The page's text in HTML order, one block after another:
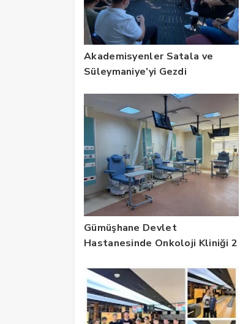
Akademisyenler Satala ve
Süleymaniye’yi Gezdi
Gümüşhane Devlet
Hastanesinde Onkoloji Kliniği 2
Verdi